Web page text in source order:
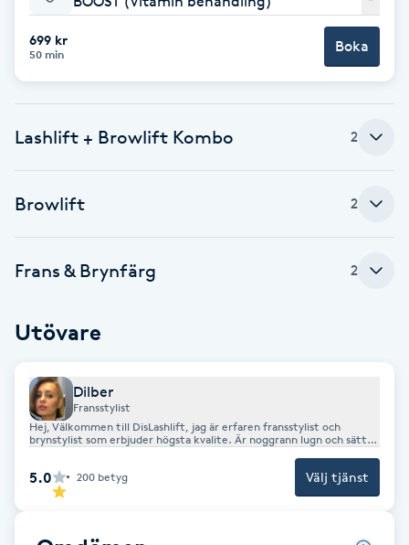
Babylights
Balayage
Bambumassage
Barnklippning
Blowout
Bottenfärg
Brynformning
Brynfärgning
699 kr
50 min Boka
Lashlift + Browlift Kombo 2
Browlift 2
Frans & Brynfärg 2
Utövare
Dilber
Fransstylist
Hej, Välkommen till DisLashlift, jag är erfaren fransstylist och
brynstylist som erbjuder högsta kvalite. Är noggrann lugn och sätter
5.0 200 betyg Välj tjänst